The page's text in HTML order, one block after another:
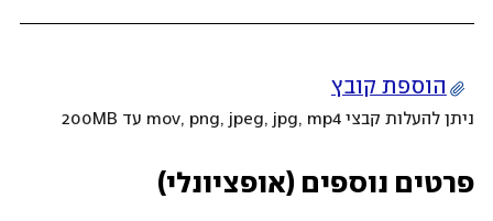
הוספת קובץ
ניתן להעלות קבצי mov, png, jpeg, jpg, mp4 עד 200MB
פרטים נוספים (אופציונלי)